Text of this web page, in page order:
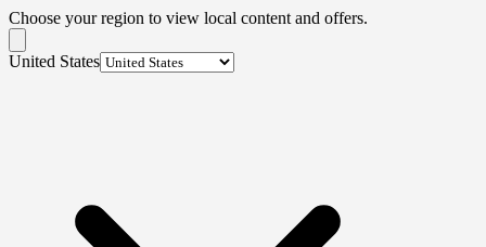
Choose your region to view local content and offers.
United States